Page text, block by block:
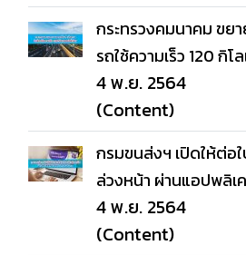
กระทรวงคมนาคม ขย
รถใช้ความเร็ว 120 กิ
4 พ.ย. 2564
(Content)
กรมขนส่งฯ เปิดให้ต่อ
ล่วงหน้า ผ่านแอปพลิเ
4 พ.ย. 2564
(Content)